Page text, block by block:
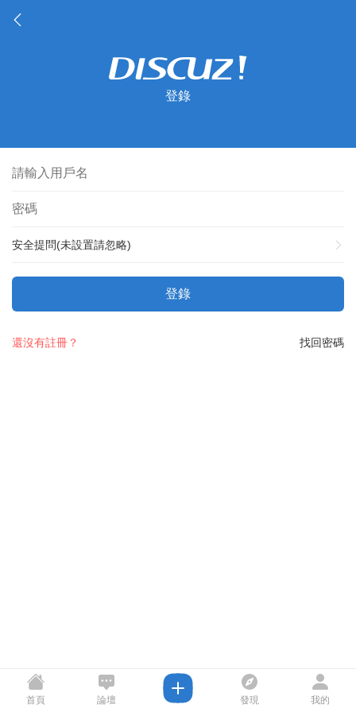
登錄
安全提問(未設置請忽略)
登錄
找回密碼
還沒有註冊？
首頁 論壇 發現 我的